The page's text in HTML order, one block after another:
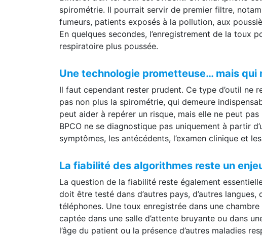
L’intérêt d’un tel outil est évident. Un smartphone
spirométrie. Il pourrait servir de premier filtre,
fumeurs, patients exposés à la pollution, aux
En quelques secondes, l’enregistrement de la toux
Une technologie prometteuse… mais qui
Il faut cependant rester prudent. Ce type d’outil ne
pas non plus la spirométrie, qui demeure
peut aider à repérer un risque, mais elle ne peut pas
BPCO ne se diagnostique pas uniquement à partir
La fiabilité des algorithmes reste un
La question de la fiabilité reste également
doit être testé dans d’autres pays, d’autres
téléphones. Une toux enregistrée dans une
captée dans une salle d’attente bruyante ou dans